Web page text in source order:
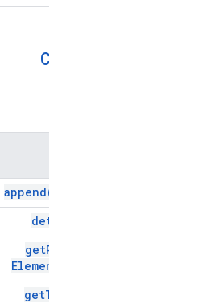
Cdata
append(
detach(
getParent
Element(
getText(